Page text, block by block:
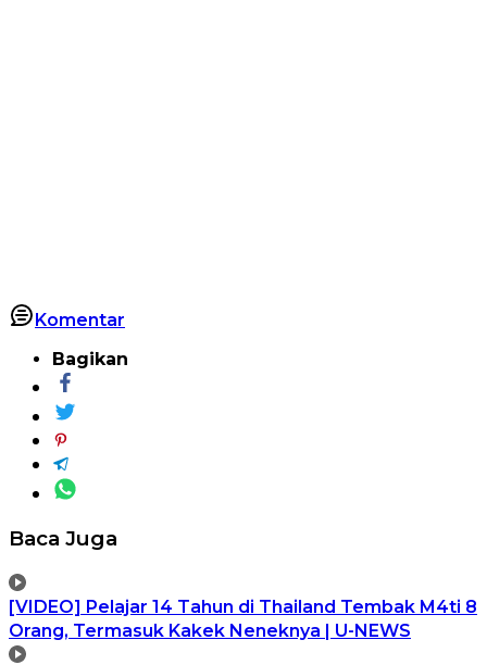
Komentar
Bagikan
Baca Juga
[VIDEO] Pelajar 14 Tahun di Thailand Tembak M4ti 8
Orang, Termasuk Kakek Neneknya | U-NEWS